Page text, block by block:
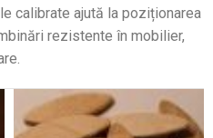
calibrate ajută la poziționarea
rezistente în mobilier,